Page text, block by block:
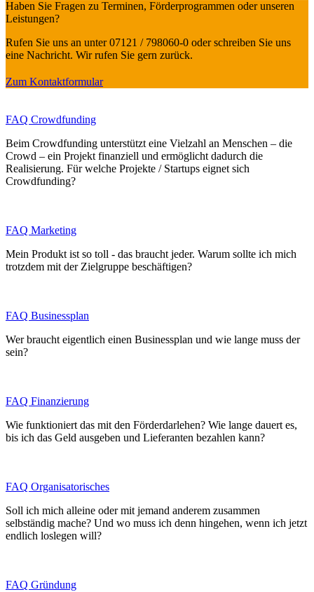
Haben Sie Fragen zu Terminen, Förderprogrammen oder unseren
Leistungen?
Rufen Sie uns an unter 07121 / 798060-0 oder schreiben Sie uns
eine Nachricht. Wir rufen Sie gern zurück.
Zum Kontaktformular
FAQ Crowdfunding
Beim Crowdfunding unterstützt eine Vielzahl an Menschen – die
Crowd – ein Projekt finanziell und ermöglicht dadurch die
Realisierung. Für welche Projekte / Startups eignet sich
Crowdfunding?
FAQ Marketing
Mein Produkt ist so toll - das braucht jeder. Warum sollte ich mich
trotzdem mit der Zielgruppe beschäftigen?
FAQ Businessplan
Wer braucht eigentlich einen Businessplan und wie lange muss der
sein?
FAQ Finanzierung
Wie funktioniert das mit den Förderdarlehen? Wie lange dauert es,
bis ich das Geld ausgeben und Lieferanten bezahlen kann?
FAQ Organisatorisches
Soll ich mich alleine oder mit jemand anderem zusammen
selbständig mache? Und wo muss ich denn hingehen, wenn ich jetzt
endlich loslegen will?
FAQ Gründung